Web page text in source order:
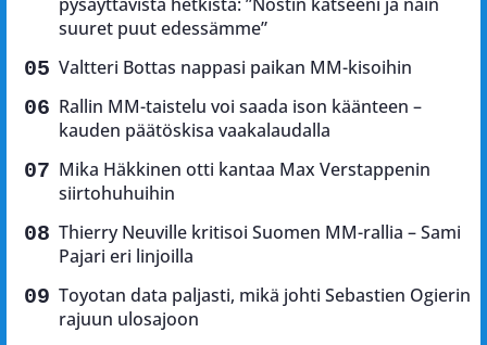
suuret puut edessämme”
Valtteri Bottas nappasi paikan MM-kisoihin
Rallin MM-taistelu voi saada ison käänteen –
kauden päätöskisa vaakalaudalla
Mika Häkkinen otti kantaa Max Verstappenin
siirtohuhuihin
Thierry Neuville kritisoi Suomen MM-rallia – Sami
Pajari eri linjoilla
Toyotan data paljasti, mikä johti Sebastien Ogierin
rajuun ulosajoon